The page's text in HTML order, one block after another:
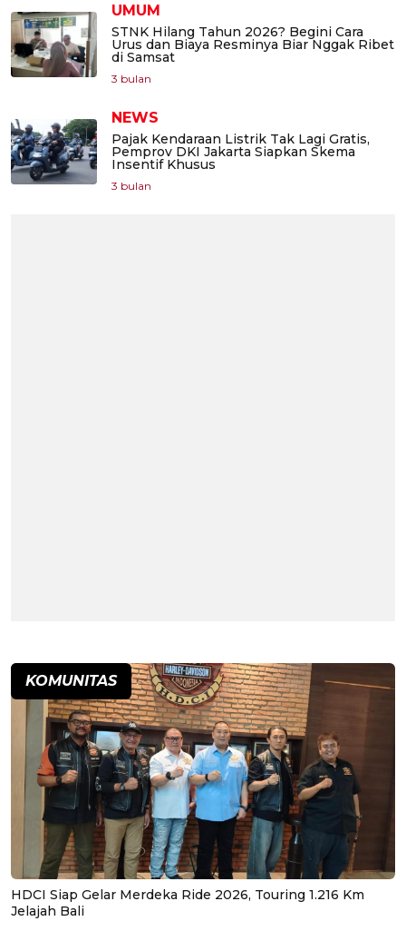
UMUM
STNK Hilang Tahun 2026? Begini Cara
Urus dan Biaya Resminya Biar Nggak Ribet
di Samsat
3 bulan
NEWS
Pajak Kendaraan Listrik Tak Lagi Gratis,
Pemprov DKI Jakarta Siapkan Skema
Insentif Khusus
3 bulan
KOMUNITAS
HDCI Siap Gelar Merdeka Ride 2026, Touring 1.216 Km
Jelajah Bali